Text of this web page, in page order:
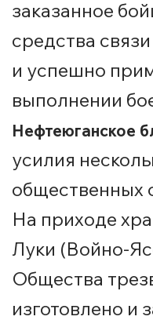
заказанное
средства
и успешно
выполнении
Нефтеюганское
усилия
общественных
На приходе
Луки (Войно-
Общества
изготовлено и